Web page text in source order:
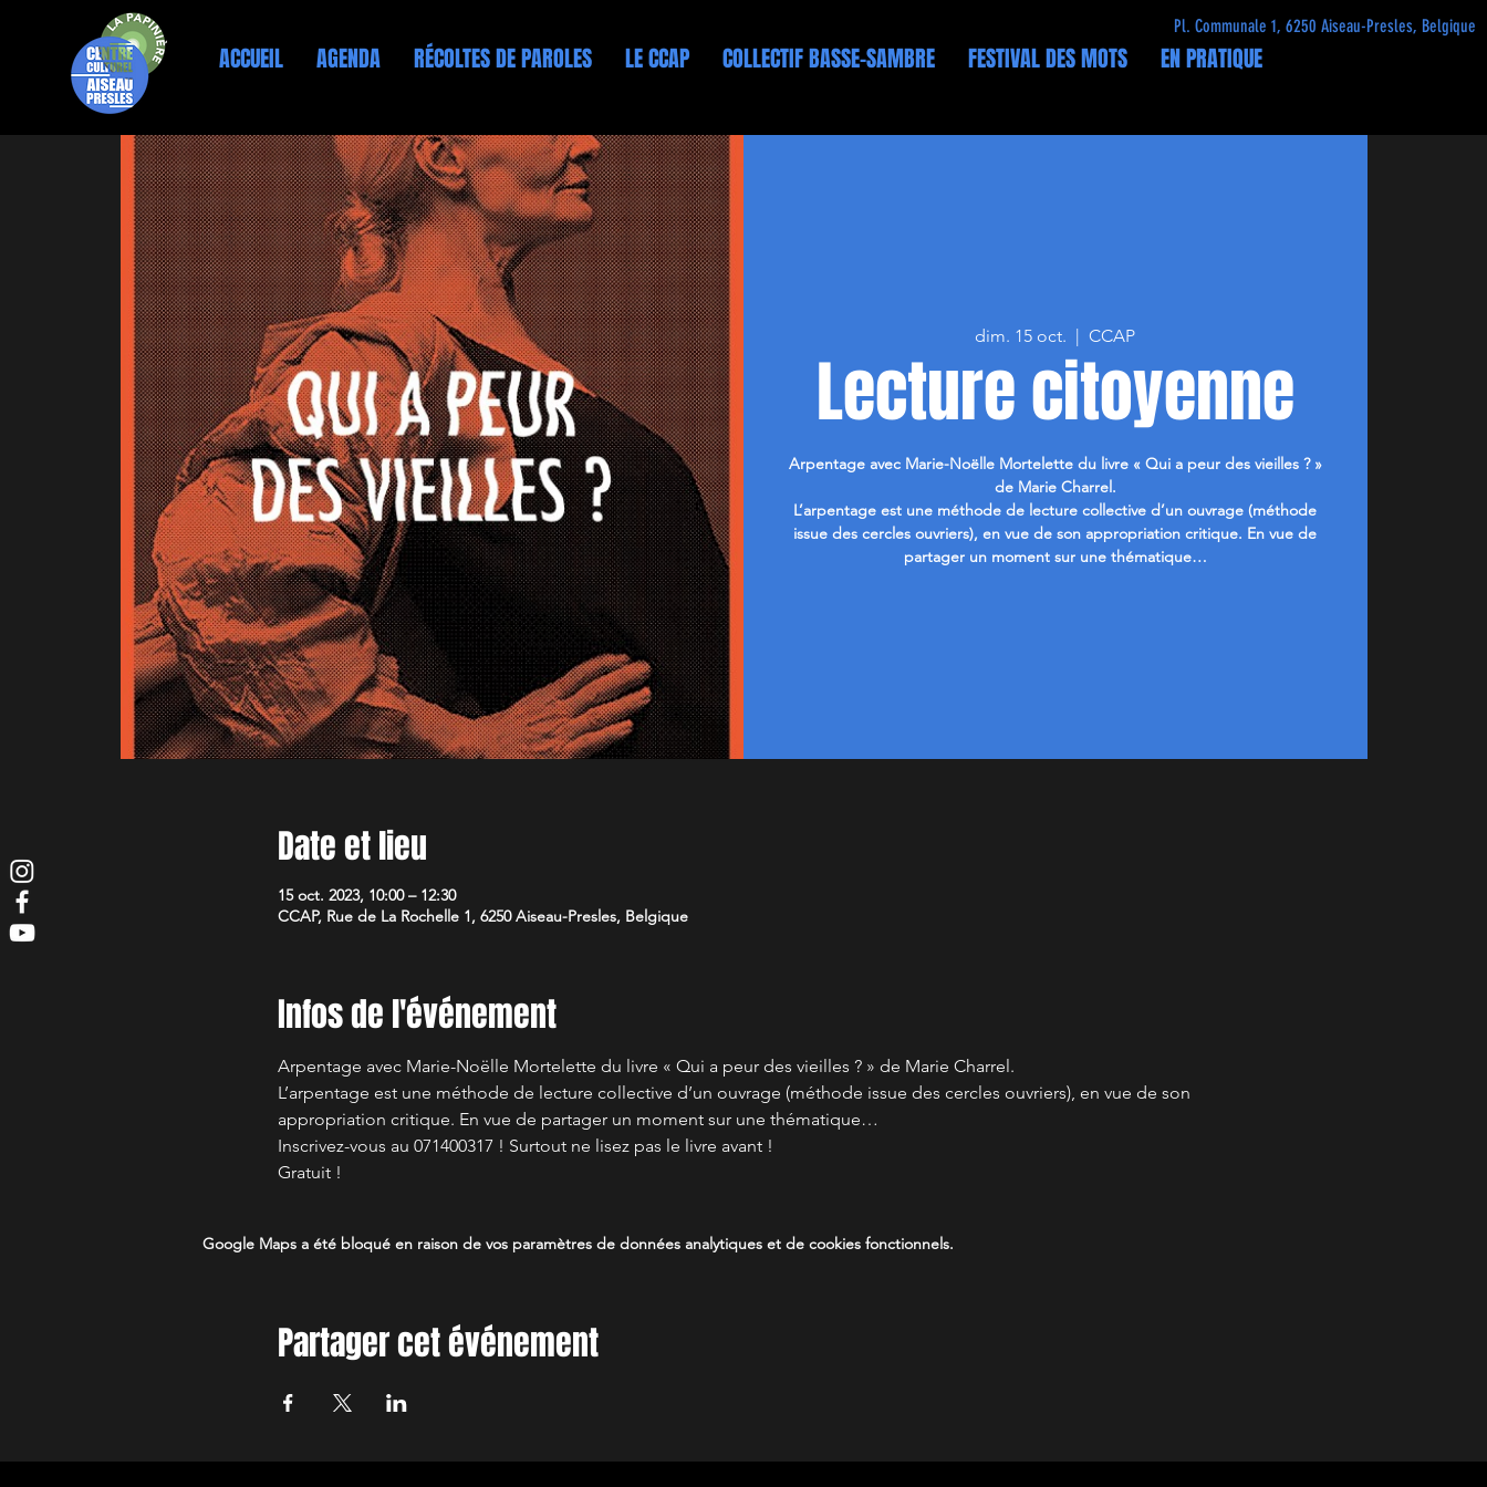
ACCUEIL AGENDA RÉCOLTES DE PAROLES LE CCAP COLLECTIF BASSE-SAMBRE FESTIVAL DES MOTS EN PRATIQUE
Pl. Communale 1, 6250 Aiseau-Presles, Belgique
dim. 15 oct.
  |
CCAP
Lecture citoyenne
Arpentage avec Marie-Noëlle Mortelette du livre « Qui a peur des vieilles ? »
de Marie Charrel.
L’arpentage est une méthode de lecture collective d’un ouvrage (méthode
issue des cercles ouvriers), en vue de son appropriation critique. En vue de
Date et lieu
15 oct. 2023, 10:00 – 12:30
CCAP, Rue de La Rochelle 1, 6250 Aiseau-Presles, Belgique
Infos de l'événement
Arpentage avec Marie-Noëlle Mortelette du livre « Qui a peur des vieilles ? » de Marie Charrel.
L’arpentage est une méthode de lecture collective d’un ouvrage (méthode issue des cercles ouvriers), en vue de son
appropriation critique. En vue de partager un moment sur une thématique…
Inscrivez-vous au 071400317 ! Surtout ne lisez pas le livre avant !
Gratuit !
Google Maps a été bloqué en raison de vos paramètres de données analytiques et de cookies fonctionnels.
Partager cet événement